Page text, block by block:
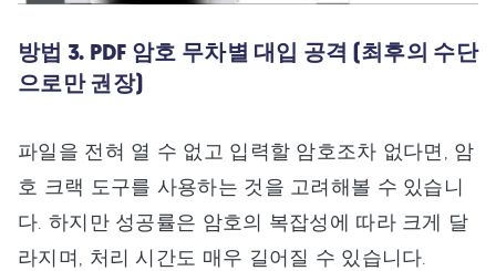
방법 3. PDF 암호 무차별 대입 공격 (최후의 수단
으로만 권장)
파일을 전혀 열 수 없고 입력할 암호조차 없다면, 암
호 크랙 도구를 사용하는 것을 고려해볼 수 있습니
다. 하지만 성공률은 암호의 복잡성에 따라 크게 달
라지며, 처리 시간도 매우 길어질 수 있습니다.